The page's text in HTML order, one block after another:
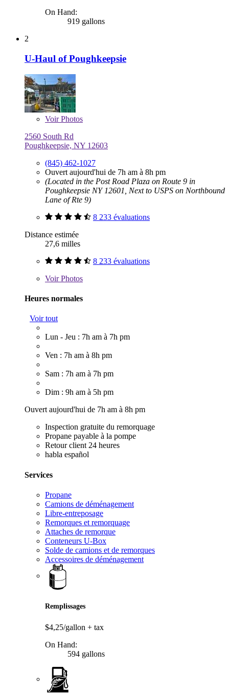
On Hand:
919 gallons
2
U-Haul of Poughkeepsie
VoirPhotos
2560 South Rd
Poughkeepsie, NY 12603
(845) 462-1027
Ouvert aujourd'hui de 7h am à 8h pm
(Located in the Post Road Plaza on Route 9 in
Poughkeepsie NY 12601, Next to USPS on Northbound
Lane of Rte 9)
8 233 évaluations
Distance estimée
27,6 milles
8 233 évaluations
VoirPhotos
Heures normales
Voir tout
Lun - Jeu : 7h am à 7h pm
Ven : 7h am à 8h pm
Sam : 7h am à 7h pm
Dim : 9h am à 5h pm
Ouvert aujourd'hui de 7h am à 8h pm
Inspection gratuite du remorquage
Propane payable à la pompe
Retour client 24 heures
habla español
Services
Propane
Camions de déménagement
Libre-entreposage
Remorques et remorquage
Attaches de remorque
Conteneurs U-Box
Solde de camions et de remorques
Accessoires de déménagement
Remplissages
$4,25/gallon + tax
On Hand:
594 gallons